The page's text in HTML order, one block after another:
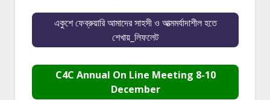
একুশে ফেব্রুয়ারি আমাদের সাহসী ও আত্মমর্যাদাশীল হতে
শেখায়_লিফলেট
C4C Annual On Line Meeting 8-10
December